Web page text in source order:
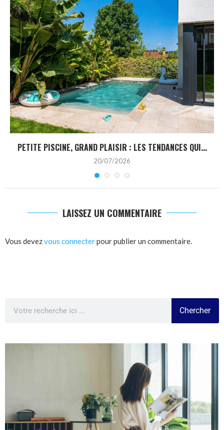
PETITE PISCINE, GRAND PLAISIR : LES TENDANCES QUI...
20/07/2026
LAISSEZ UN COMMENTAIRE
Vous devezvous connecterpour publier un commentaire.
Chercher